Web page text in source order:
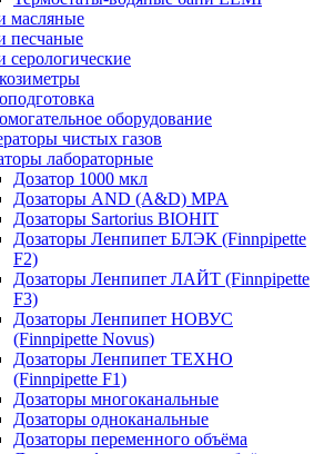
масляные
песчаные
серологические
оборудование
чистых газов
лабораторные
Дозатор 1000 мкл
Дозаторы AND (A&D) MPA
Дозаторы Sartorius BIOHIT
Дозаторы Ленпипет БЛЭК (Finnpipette
F2)
Дозаторы Ленпипет ЛАЙТ (Finnpipette
F3)
Дозаторы Ленпипет НОВУС
(Finnpipette Novus)
Дозаторы Ленпипет ТЕХНО
(Finnpipette F1)
Дозаторы многоканальные
Дозаторы одноканальные
Дозаторы переменного объёма